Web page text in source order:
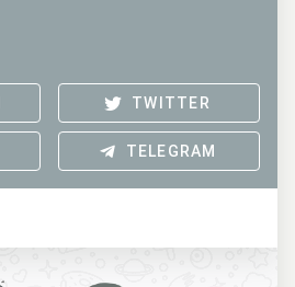
TWITTER
TELEGRAM